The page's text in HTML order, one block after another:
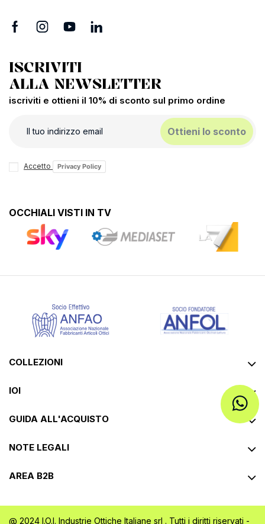
ISCRIVITI
ALLA NEWSLETTER
iscriviti e ottieni il 10% di sconto sul primo ordine
Ottieni lo sconto
Accetto Privacy Policy
OCCHIALI VISTI IN TV
COLLEZIONI
IOI
GUIDA ALL'ACQUISTO
NOTE LEGALI
AREA B2B
@ 2024 I.O.I. Industrie Ottiche Italiane srl . Tutti i diritti riservati -